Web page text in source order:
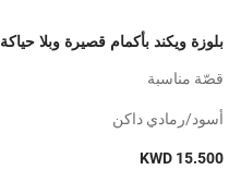
بلوزة ويكند بأكمام قصيرة وبلا حياكة
قصّة مناسبة
أسود/رمادي داكن
KWD 15.500